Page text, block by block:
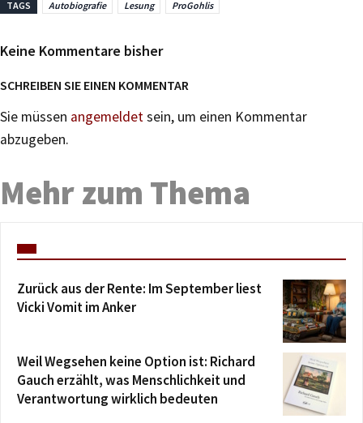
TAGS Autobiografie Lesung ProGohlis
Keine Kommentare bisher
SCHREIBEN SIE EINEN KOMMENTAR
Sie müssen angemeldetsein, um einen Kommentar
abzugeben.
Mehr zum Thema
Zurück aus der Rente: Im September liest
Vicki Vomit im Anker
Weil Wegsehen keine Option ist: Richard
Gauch erzählt, was Menschlichkeit und
Verantwortung wirklich bedeuten